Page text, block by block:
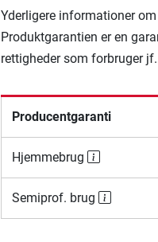
Yderligere informationer
Produktgarantien er en
rettigheder som forbruger
Producentgaranti
Hjemmebrug
Semiprof. brug